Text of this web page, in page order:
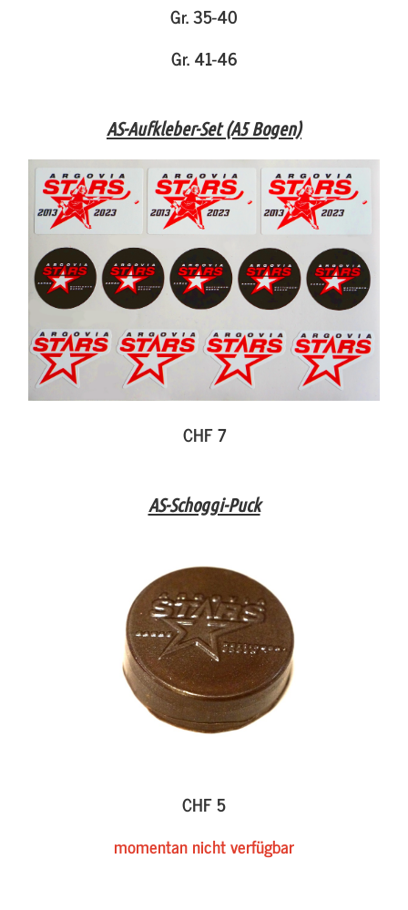
Gr. 35-40
Gr. 41-46
AS-Aufkleber-Set (A5 Bogen)
CHF 7
AS-Schoggi-Puck
CHF 5
momentan nicht verfügbar